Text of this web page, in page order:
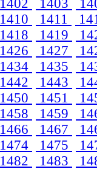
1402 1403
1410 1411
1418 1419
1426 1427
1434 1435
1442 1443
1450 1451
1458 1459
1466 1467
1474 1475
1482 1483